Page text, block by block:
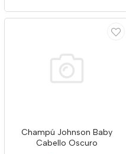
Champú Johnson Baby
Cabello Oscuro